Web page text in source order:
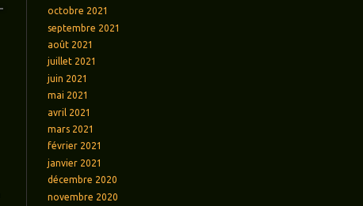
octobre 2021
septembre 2021
août 2021
juillet 2021
juin 2021
mai 2021
avril 2021
mars 2021
février 2021
janvier 2021
décembre 2020
novembre 2020